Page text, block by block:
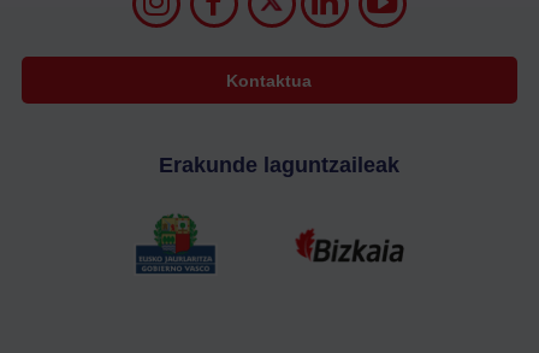
Kontaktua
Erakunde laguntzaileak